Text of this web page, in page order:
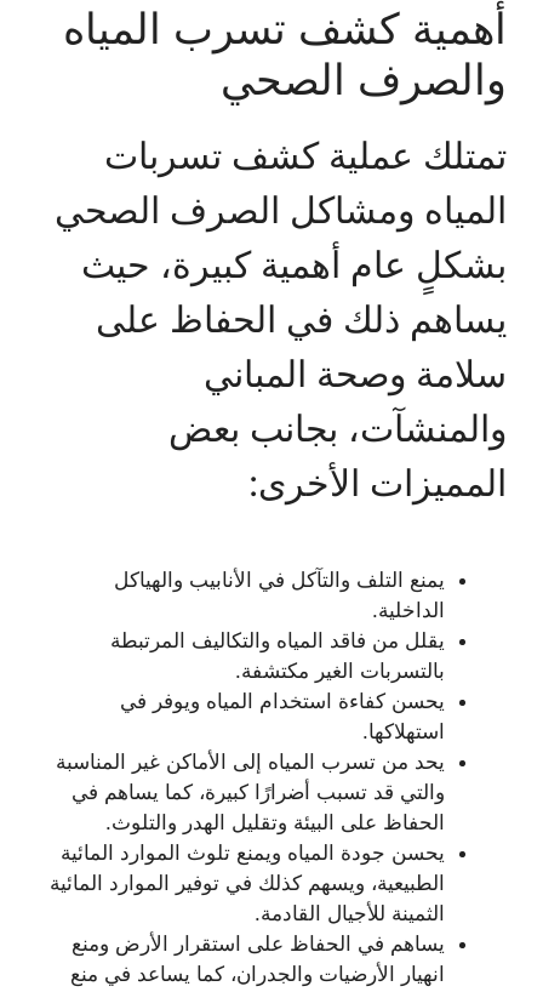
أهمية كشف تسرب المياه
والصرف الصحي
تمتلك عملية كشف تسربات
المياه ومشاكل الصرف الصحي
بشكلٍ عام أهمية كبيرة، حيث
يساهم ذلك في الحفاظ على
سلامة وصحة المباني
والمنشآت، بجانب بعض
المميزات الأخرى:
يمنع التلف والتآكل في الأنابيب والهياكل
الداخلية.
يقلل من فاقد المياه والتكاليف المرتبطة
بالتسربات الغير مكتشفة.
يحسن كفاءة استخدام المياه ويوفر في
استهلاكها.
يحد من تسرب المياه إلى الأماكن غير المناسبة
والتي قد تسبب أضرارًا كبيرة، كما يساهم في
الحفاظ على البيئة وتقليل الهدر والتلوث.
يحسن جودة المياه ويمنع تلوث الموارد المائية
الطبيعية، ويسهم كذلك في توفير الموارد المائية
الثمينة للأجيال القادمة.
يساهم في الحفاظ على استقرار الأرض ومنع
انهيار الأرضيات والجدران، كما يساعد في منع